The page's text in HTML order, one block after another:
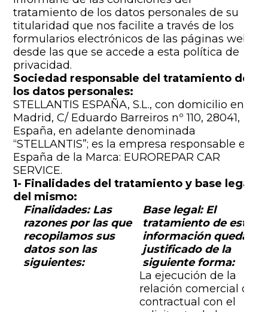
tratamiento de los datos personales de su
titularidad que nos facilite a través de los
formularios electrónicos de las páginas web
desde las que se accede a esta política de
privacidad.
Sociedad responsable del tratamiento de
los datos personales:
STELLANTIS ESPAÑA, S.L., con domicilio en
Madrid, C/ Eduardo Barreiros nº 110, 28041,
España, en adelante denominada
“STELLANTIS”; es la empresa responsable en
España de la Marca: EUROREPAR CAR
SERVICE.
1- Finalidades del tratamiento y base legal
del mismo:
Finalidades: Las
razones por las que
recopilamos sus
datos son las
siguientes:
Base legal: El
tratamiento de esta
información queda
justificado de la
siguiente forma:
La ejecución de la
relación comercial o
contractual con el